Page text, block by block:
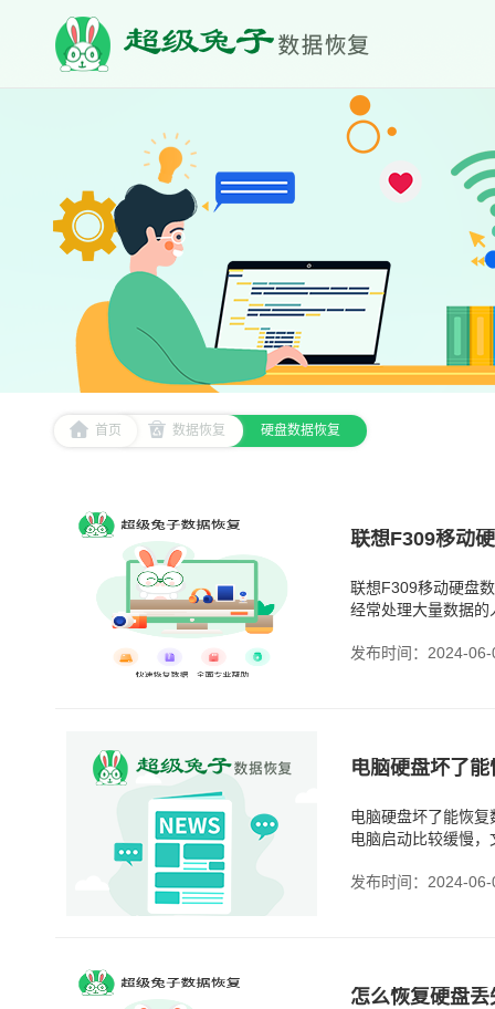
首页 数据恢复 硬盘数据恢复
联想F309移动
联想F309移动硬盘
经常处理大量数据
发布时间：2024-06-
电脑硬盘坏了
电脑硬盘坏了能恢
电脑启动比较缓慢
发布时间：2024-06-
怎么恢复硬盘